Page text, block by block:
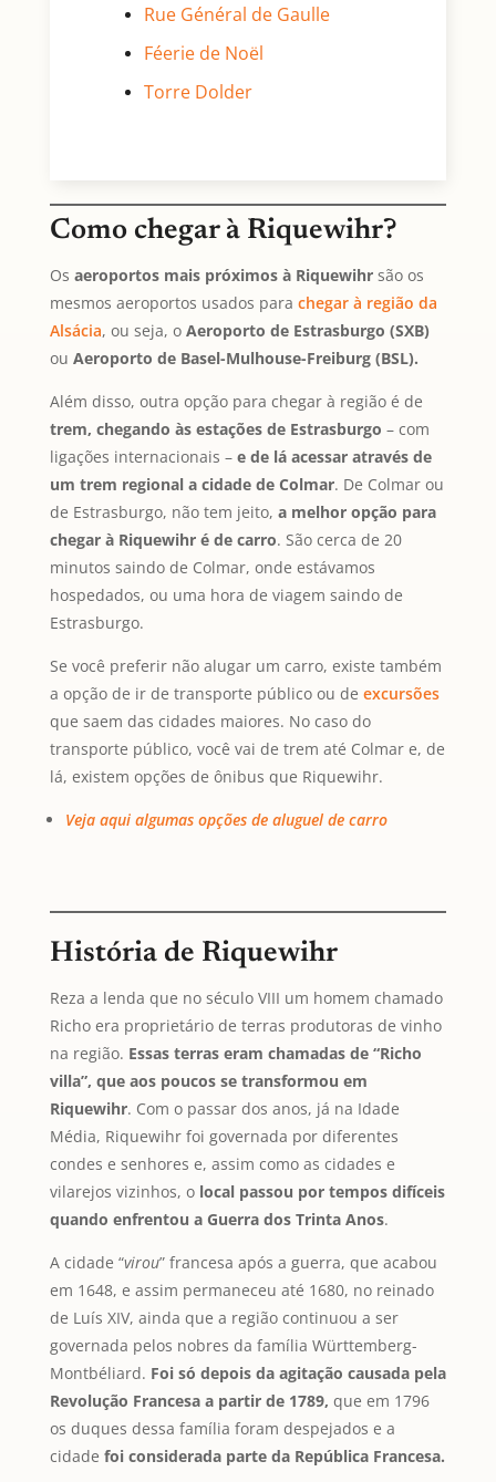
Rue Général de Gaulle
Féerie de Noël
Torre Dolder
Como chegar à Riquewihr?
Os aeroportos mais próximos à Riquewihrsão os
mesmos aeroportos usados para chegar à região da
Alsácia, ou seja, o Aeroporto de Estrasburgo (SXB)
ou Aeroporto de Basel-Mulhouse-Freiburg (BSL).
Além disso, outra opção para chegar à região é de
trem, chegando às estações de Estrasburgo – com
ligações internacionais –e de lá acessar através de
um trem regional a cidade de Colmar. De Colmar ou
de Estrasburgo, não tem jeito, a melhor opção para
chegar à Riquewihr é de carro. São cerca de 20
minutos saindo de Colmar, onde estávamos
hospedados, ou uma hora de viagem saindo de
Estrasburgo.
Se você preferir não alugar um carro, existe também
a opção de ir de transporte público ou de excursões
que saem das cidades maiores. No caso do
transporte público, você vai de trem até Colmar e, de
lá, existem opções de ônibus que Riquewihr.
Veja aqui algumas opções de aluguel de carro
História de Riquewihr
Reza a lenda que no século VIII um homem chamado
Richo era proprietário de terras produtoras de vinho
na região. Essas terras eram chamadas de “Richo
villa”, que aos poucos se transformou em
Riquewihr. Com o passar dos anos, já na Idade
Média, Riquewihr foi governada por diferentes
condes e senhores e, assim como as cidades e
vilarejos vizinhos, olocal passou por tempos difíceis
quando enfrentou a Guerra dos Trinta Anos.
A cidade “virou” francesa após a guerra, que acabou
em 1648, e assim permaneceu até 1680, no reinado
de Luís XIV, ainda que a região continuou a ser
governada pelos nobres da família Württemberg-
Montbéliard. Foi só depois da agitação causada pela
Revolução Francesa a partir de 1789, que em 1796
os duques dessa família foram despejados e a
cidade foi considerada parte da República Francesa.